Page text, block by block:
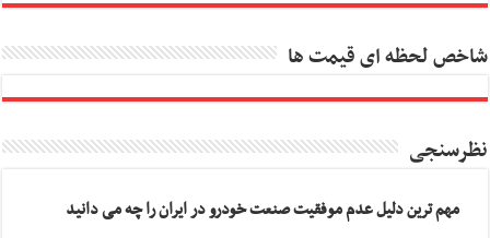
شاخص لحظه ای قیمت ها
نظرسنجی
مهم ترین دلیل عدم موفقیت صنعت خودرو در ایران را چه می دانید